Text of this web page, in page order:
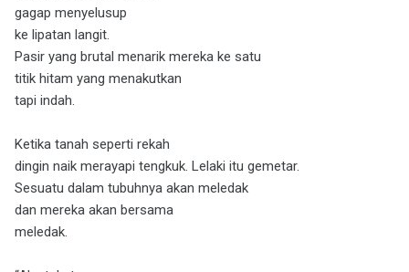
gagap menyelusup
ke lipatan langit.
Pasir yang brutal menarik mereka ke satu
titik hitam yang menakutkan
tapi indah.
Ketika tanah seperti rekah
dingin naik merayapi tengkuk. Lelaki itu gemetar.
Sesuatu dalam tubuhnya akan meledak
dan mereka akan bersama
meledak.